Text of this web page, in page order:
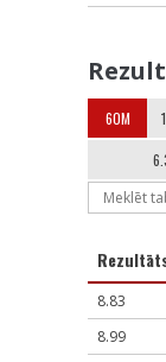
60M
8.83
8.99